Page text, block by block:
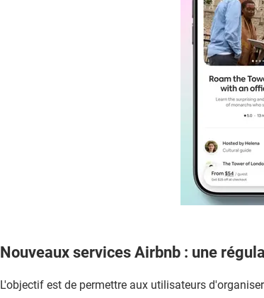
Nouveaux services Airbnb : une
L'objectif est de permettre aux utilisateurs